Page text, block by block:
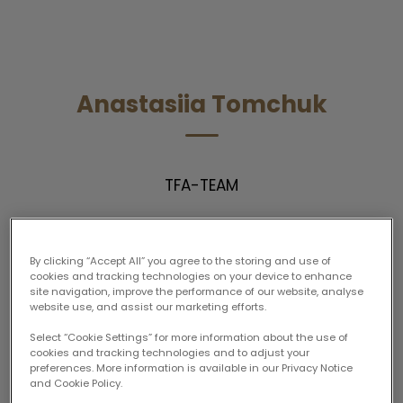
Anastasiia Tomchuk
TFA-TEAM
By clicking “Accept All” you agree to the storing and use of
cookies and tracking technologies on your device to enhance
site navigation, improve the performance of our website, analyse
website use, and assist our marketing efforts.
Select “Cookie Settings” for more information about the use of
cookies and tracking technologies and to adjust your
preferences. More information is available in our Privacy Notice
and Cookie Policy.